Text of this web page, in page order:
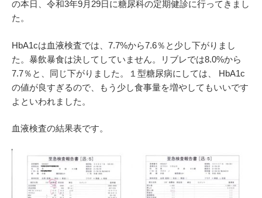
の本日、令和3年9月29日に糖尿科の定期健診に行ってきまし
た。
HbA1cは血液検査では、7.7%から7.6％と少し下がりまし
た。暴飲暴食は決してしていません。リブレでは8.0%から
7.7％と、同じ下がりました。１型糖尿病にしては、 HbA1c
の値が良すぎるので、もう少し食事量を増やしてもいいです
よといわれました。
血液検査の結果表です。